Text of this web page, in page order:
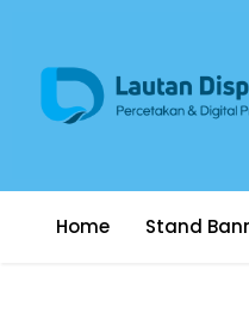
Home Stand